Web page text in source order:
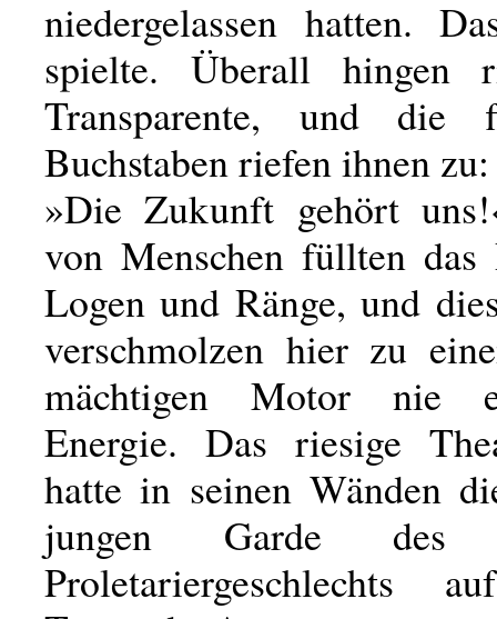
niedergelassen hatten.
spielte. Überall hingen
Transparente, und die
Buchstaben riefen ihnen zu:
»Die Zukunft gehört
von Menschen füllten das
Logen und Ränge, und
verschmolzen hier zu
mächtigen Motor nie
Energie. Das riesige
hatte in seinen Wänden
jungen Garde des
Proletariergeschlechts